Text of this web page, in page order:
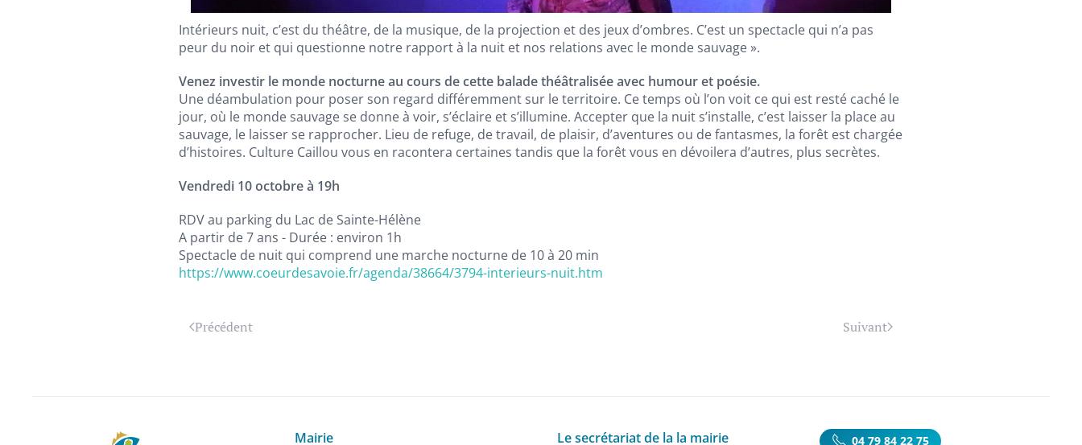
Intérieurs nuit, c’est du théâtre, de la musique, de la projection et des jeux d’ombres. C’est un spectacle qui n’a pas
peur du noir et qui questionne notre rapport à la nuit et nos relations avec le monde sauvage ».
Venez investir le monde nocturne au cours de cette balade théâtralisée avec humour et poésie.
Une déambulation pour poser son regard différemment sur le territoire. Ce temps où l’on voit ce qui est resté caché le
jour, où le monde sauvage se donne à voir, s’éclaire et s’illumine. Accepter que la nuit s’installe, c’est laisser la place au
sauvage, le laisser se rapprocher. Lieu de refuge, de travail, de plaisir, d’aventures ou de fantasmes, la forêt est chargée
d’histoires. Culture Caillou vous en racontera certaines tandis que la forêt vous en dévoilera d’autres, plus secrètes.
Vendredi 10 octobre à 19h
RDV au parking du Lac de Sainte-Hélène
A partir de 7 ans - Durée : environ 1h
Spectacle de nuit qui comprend une marche nocturne de 10 à 20 min
https://www.coeurdesavoie.fr/agenda/38664/3794-interieurs-nuit.htm
Précédent Suivant
Mairie Le secrétariat de la la mairie 04 79 84 22 75